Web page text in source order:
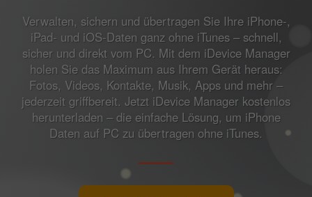
Verwalten, sichern und übertragen Sie Ihre iPhone-,
iPad- und iOS-Daten ganz ohne iTunes – schnell,
sicher und direkt vom PC. Mit dem iDevice Manager
holen Sie das Maximum aus Ihrem Gerät heraus:
Fotos, Videos, Kontakte, Musik, Apps und mehr –
jederzeit griffbereit. Jetzt iDevice Manager kostenlos
herunterladen – die einfache Lösung, um iPhone
Daten auf PC zu übertragen ohne iTunes.